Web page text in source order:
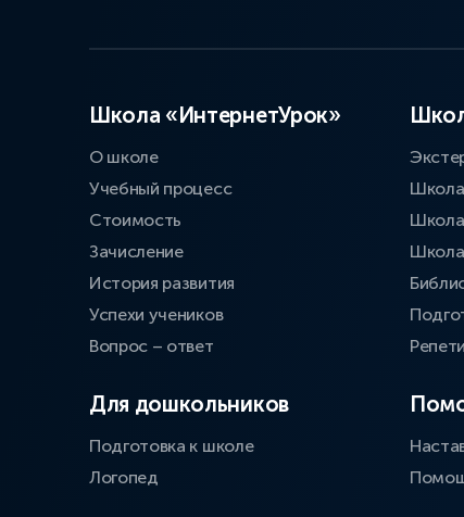
Школа «ИнтернетУрок»
О школе
Учебный процесс
Стоимость
Зачисление
История развития
Успехи учеников
Вопрос – ответ
Для дошкольников
Подготовка к школе
Логопед
Школа
Школа